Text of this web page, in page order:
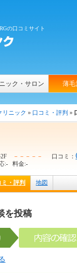
の口コミサイト
ック・サロン 薄毛
リニック » 口コミ・評判 »
2F －－－－－ 口コミ：
:- 料金:-
・評判 地図
を投稿